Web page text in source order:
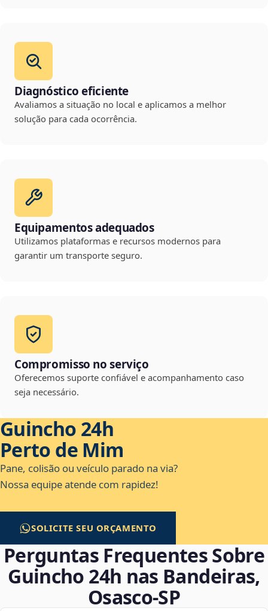
Diagnóstico eficiente
Avaliamos a situação no local e aplicamos a melhor
solução para cada ocorrência.
Equipamentos adequados
Utilizamos plataformas e recursos modernos para
garantir um transporte seguro.
Compromisso no serviço
Oferecemos suporte confiável e acompanhamento caso
seja necessário.
Guincho 24h
Perto de Mim
Pane, colisão ou veículo parado na via?
Nossa equipe atende com rapidez!
SOLICITE SEU ORÇAMENTO
Perguntas Frequentes Sobre
Guincho 24h nas Bandeiras,
Osasco‑SP